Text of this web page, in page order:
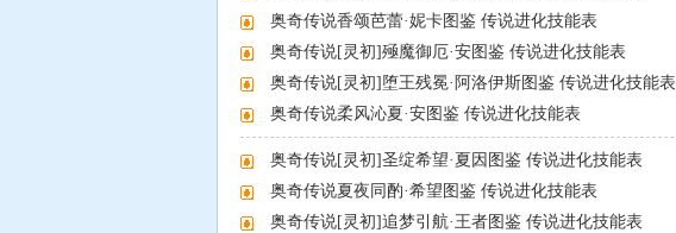
奥奇传说香颂芭蕾·妮卡图鉴 传说进化技能表
奥奇传说[灵初]殛魔御厄·安图鉴 传说进化技能表
奥奇传说[灵初]堕王残冕·阿洛伊斯图鉴 传说进化技能表
奥奇传说柔风沁夏·安图鉴 传说进化技能表
奥奇传说[灵初]圣绽希望·夏因图鉴 传说进化技能表
奥奇传说夏夜同酌·希望图鉴 传说进化技能表
奥奇传说[灵初]追梦引航·王者图鉴 传说进化技能表